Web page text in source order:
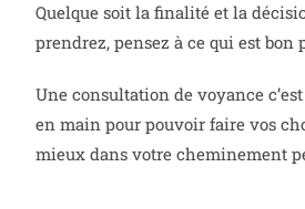
Quelque soit la finalité et la
prendrez, pensez à ce qui est bon
Une consultation de voyance
en main pour pouvoir faire vos
mieux dans votre cheminement